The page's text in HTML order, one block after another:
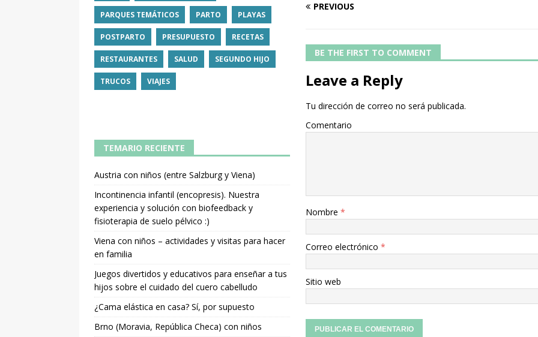
PREVIOUS
BE THE FIRST TO COMMENT
Leave a Reply
Tu dirección de correo no será publicada.
Comentario
Nombre *
Correo electrónico *
Sitio web
PARQUES TEMÁTICOS PARTO PLAYAS
POSTPARTO PRESUPUESTO RECETAS
RESTAURANTES SALUD SEGUNDO HIJO
TRUCOS VIAJES
TEMARIO RECIENTE
Austria con niños (entre Salzburg y Viena)
Incontinencia infantil (encopresis). Nuestra
experiencia y solución con biofeedback y
fisioterapia de suelo pélvico :)
Viena con niños – actividades y visitas para hacer
en familia
Juegos divertidos y educativos para enseñar a tus
hijos sobre el cuidado del cuero cabelludo
¿Cama elástica en casa? Sí, por supuesto
Brno (Moravia, República Checa) con niños